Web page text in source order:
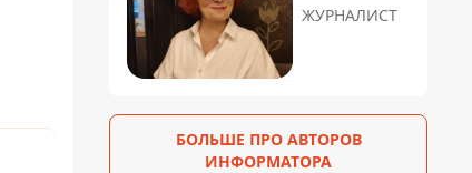
ЖУРНАЛИСТ
БОЛЬШЕ ПРО АВТОРОВ
ИНФОРМАТОРА